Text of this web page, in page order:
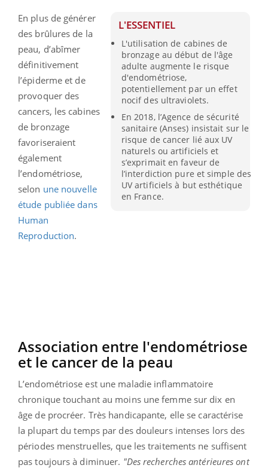
L'ESSENTIEL
L'utilisation de cabines de
bronzage au début de l'âge
adulte augmente le risque
d'endométriose,
potentiellement par un effet
nocif des ultraviolets.
En 2018, l’Agence de sécurité
sanitaire (Anses) insistait sur le
risque de cancer lié aux UV
naturels ou artificiels et
s’exprimait en faveur de
l’interdiction pure et simple des
UV artificiels à but esthétique
en France.
En plus de générer
des brûlures de la
peau, d’abîmer
définitivement
l’épiderme et de
provoquer des
cancers, les cabines
de bronzage
favoriseraient
également
l’endométriose,
selon une nouvelle
étude publiée dans
Human
Reproduction.
Association entre l'endométriose
et le cancer de la peau
L’endométriose est une maladie inflammatoire
chronique touchant au moins une femme sur dix en
âge de procréer. Très handicapante, elle se caractérise
la plupart du temps par des douleurs intenses lors des
périodes menstruelles, que les traitements ne suffisent
pas toujours à diminuer. "Des recherches antérieures ont